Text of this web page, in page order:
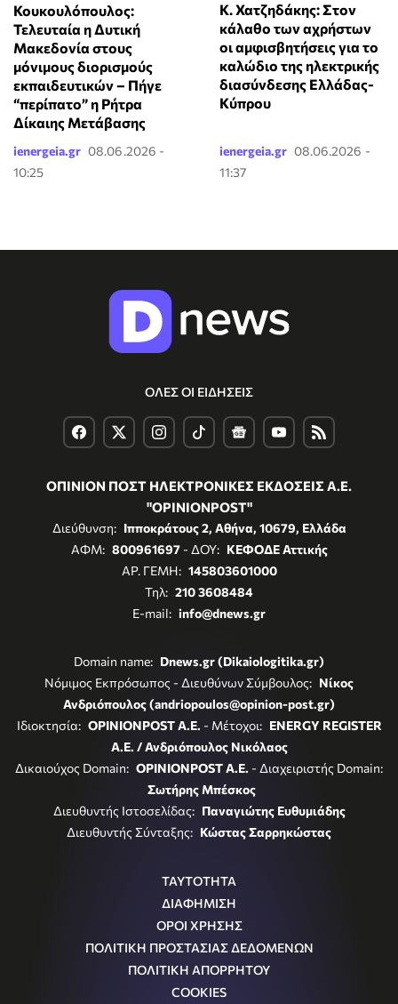
Κουκουλόπουλος:
Τελευταία η Δυτική
Μακεδονία στους
μόνιμους διορισμούς
εκπαιδευτικών – Πήγε
“περίπατο” η Ρήτρα
Δίκαιης Μετάβασης
ienergeia.gr 08.06.2026 -
10:25
Κ. Χατζηδάκης: Στον
κάλαθο των αχρήστων
οι αμφισβητήσεις για το
καλώδιο της ηλεκτρικής
διασύνδεσης Ελλάδας-
Κύπρου
ienergeia.gr 08.06.2026 -
11:37
ΟΛΕΣ ΟΙ ΕΙΔΗΣΕΙΣ
ΟΠΙΝΙΟΝ ΠΟΣΤ ΗΛΕΚΤΡΟΝΙΚΕΣ ΕΚΔΟΣΕΙΣ Α.Ε.
"OPINIONPOST"
Διεύθυνση: Ιπποκράτους 2, Αθήνα, 10679, Ελλάδα
ΑΦΜ: 800961697- ΔΟΥ: ΚΕΦΟΔΕ Αττικής
ΑΡ. ΓΕΜΗ: 145803601000
Τηλ: 210 3608484
E-mail: info@dnews.gr
Domain name: Dnews.gr (Dikaiologitika.gr)
Νόμιμος Εκπρόσωπος - Διευθύνων Σύμβουλος: Νίκος
Ανδριόπουλος (andriopoulos@opinion-post.gr)
Ιδιοκτησία: OPINIONPOST A.E. - Μέτοχοι: ENERGY REGISTER
Α.Ε. / Ανδριόπουλος Νικόλαος
Δικαιούχος Domain: OPINIONPOST A.E. - Διαχειριστής Domain:
Σωτήρης Μπέσκος
Διευθυντής Ιστοσελίδας: Παναγιώτης Ευθυμιάδης
Διευθυντής Σύνταξης: Κώστας Σαρρηκώστας
ΤΑΥΤΟΤΗΤΑ
ΔΙΑΦΗΜΙΣΗ
ΟΡΟΙ ΧΡΗΣΗΣ
ΠΟΛΙΤΙΚΗ ΠΡΟΣΤΑΣΙΑΣ ΔΕΔΟΜΕΝΩΝ
ΠΟΛΙΤΙΚΗ ΑΠΟΡΡΗΤΟΥ
COOKIES